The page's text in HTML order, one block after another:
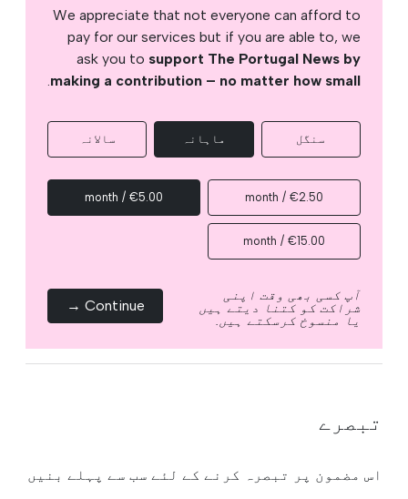
We appreciate that not everyone can afford to
pay for our services but if you are able to, we
ask you to support The Portugal News by
making a contribution – no matter how small
.
سنگل ماہانہ سالانہ
€2.50 / month
€5.00 / month
€15.00 / month
آپ کسی بھی وقت اپنی
شراکت کو کتنا دیتے ہیں
یا منسوخ کرسکتے ہیں.
Continue →
تبصرے
اس مضمون پر تبصرہ کرنے کے لئے سب سے پہلے بنیں